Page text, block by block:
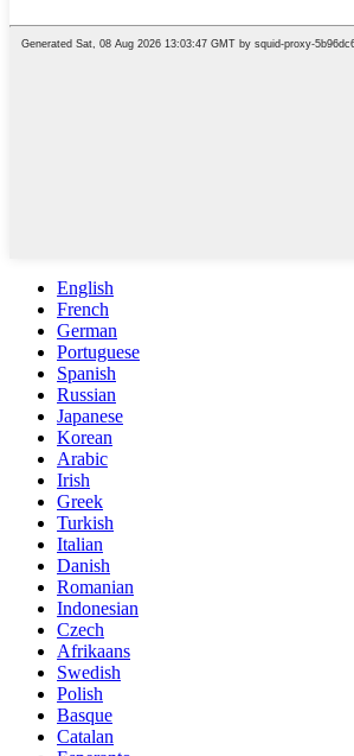
English
French
German
Portuguese
Spanish
Russian
Japanese
Korean
Arabic
Irish
Greek
Turkish
Italian
Danish
Romanian
Indonesian
Czech
Afrikaans
Swedish
Polish
Basque
Catalan